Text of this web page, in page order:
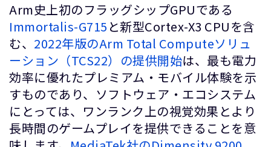
Arm史上初のフラッグシップGPUである
Immortalis-G715 と新型Cortex-X3 CPUを含
む、 2022年版のArm Total Computeソリュ
ーション（TCS22）の提供開始は、最も電力
効率に優れたプレミアム・モバイル体験を示
すものであり、ソフトウェア・エコシステム
にとっては、ワンランク上の視覚効果とより
長時間のゲームプレイを提供できることを意